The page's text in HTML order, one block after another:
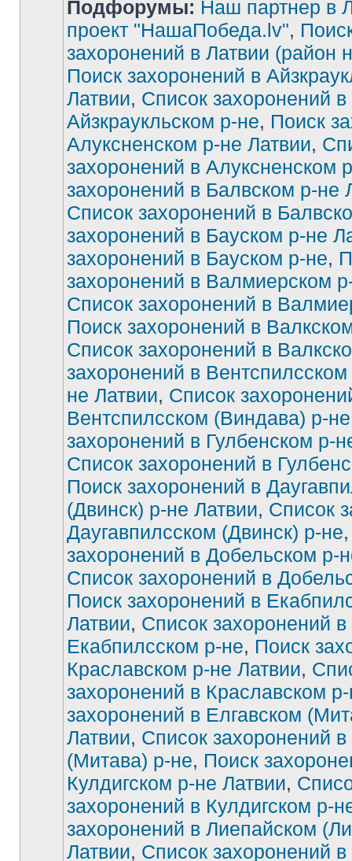
Нет
непрочитанных
сообщений
Подфорумы: Наш партнер в
проект "НашаПобеда.lv",
захоронений в Латвии (район
Поиск захоронений в
Латвии, Список захоронений в
Айзкраукльском р-не, Поиск
Алуксненском р-не Латвии,
захоронений в Алуксненском
захоронений в Балвском р-не
Список захоронений в
захоронений в Бауском р-не
захоронений в Бауском р-не,
захоронений в Валмиерском
Список захоронений в
Поиск захоронений в
Список захоронений в
захоронений в
не Латвии, Список
Вентспилсском (Виндава) р-не
захоронений в Гулбенском р-
Список захоронений в
Поиск захоронений в
(Двинск) р-не Латвии, Список
Даугавпилсском (Двинск) р-не
захоронений в Добельском р-
Список захоронений в
Поиск захоронений в
Латвии, Список захоронений в
Екабпилсском р-не, Поиск
Краславском р-не Латвии,
захоронений в Краславском
захоронений в Елгавском
Латвии, Список захоронений
(Митава) р-не, Поиск
Кулдигском р-не Латвии,
захоронений в Кулдигском р-
захоронений в Лиепайском
Латвии, Список захоронений